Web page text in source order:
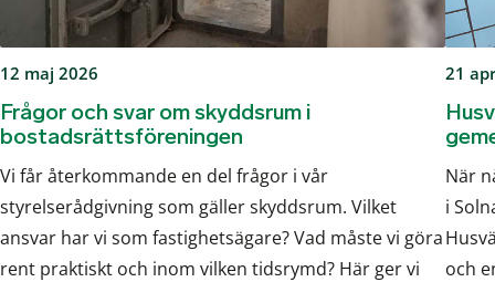
12 maj 2026
Frågor och svar om skyddsrum i
bostadsrättsföreningen
Vi får återkommande en del frågor i vår
styrelserådgivning som gäller skyddsrum. Vilket
ansvar har vi som fastighetsägare? Vad måste vi göra
rent praktiskt och inom vilken tidsrymd? Här ger vi
21
När
i
och